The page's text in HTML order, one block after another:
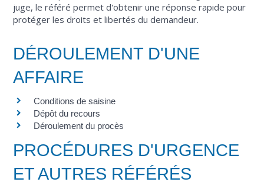
juge, le référé permet d'obtenir une réponse rapide pour
protéger les droits et libertés du demandeur.
DÉROULEMENT D'UNE
AFFAIRE
Conditions de saisine
Dépôt du recours
Déroulement du procès
PROCÉDURES D'URGENCE
ET AUTRES RÉFÉRÉS